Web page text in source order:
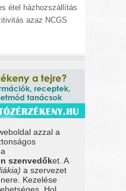
étel házhozszállítás
azaz NCGS
azzal a
szenvedőket. A
a szervezet
Kezelése
Hol